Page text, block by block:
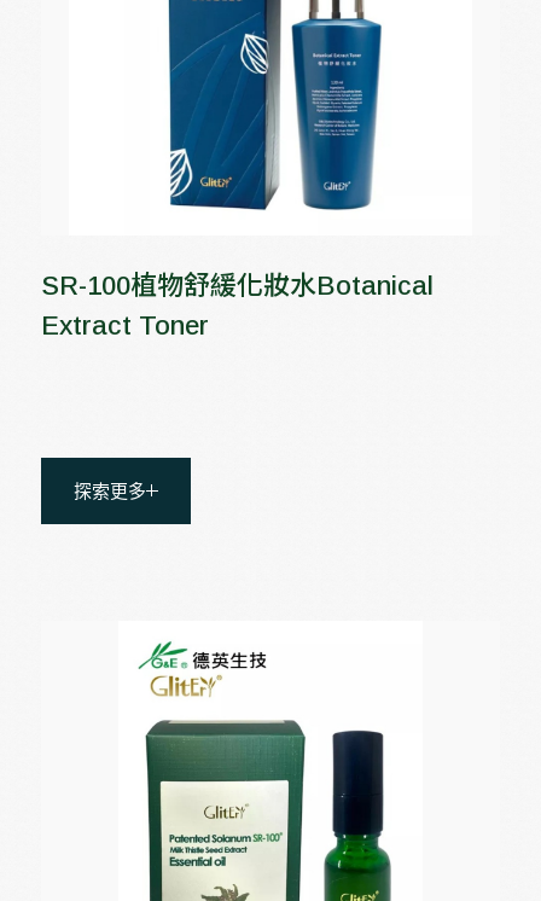
SR-100植物舒緩化妝水Botanical
Extract Toner
探索更多